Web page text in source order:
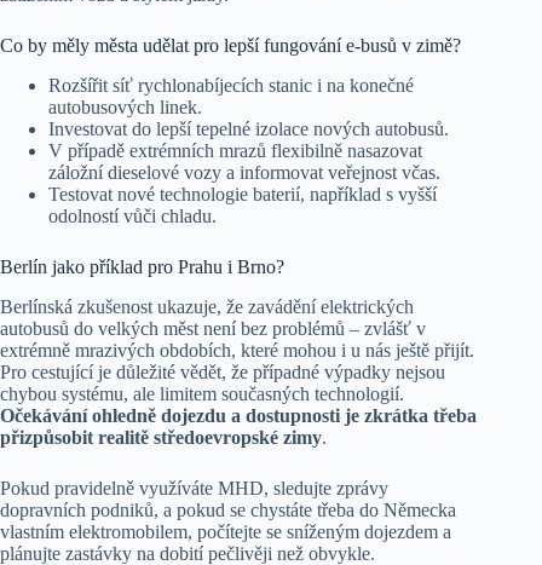
Co by měly města udělat pro lepší fungování e-busů v zimě?
Rozšířit síť rychlonabíjecích stanic i na konečné
autobusových linek.
Investovat do lepší tepelné izolace nových autobusů.
V případě extrémních mrazů flexibilně nasazovat
záložní dieselové vozy a informovat veřejnost včas.
Testovat nové technologie baterií, například s vyšší
odolností vůči chladu.
Berlín jako příklad pro Prahu i Brno?
Berlínská zkušenost ukazuje, že zavádění elektrických
autobusů do velkých měst není bez problémů – zvlášť v
extrémně mrazivých obdobích, které mohou i u nás ještě přijít.
Pro cestující je důležité vědět, že případné výpadky nejsou
chybou systému, ale limitem současných technologií.
Očekávání ohledně dojezdu a dostupnosti je zkrátka třeba
přizpůsobit realitě středoevropské zimy.
Pokud pravidelně využíváte MHD, sledujte zprávy
dopravních podniků, a pokud se chystáte třeba do Německa
vlastním elektromobilem, počítejte se sníženým dojezdem a
plánujte zastávky na dobití pečlivěji než obvykle.